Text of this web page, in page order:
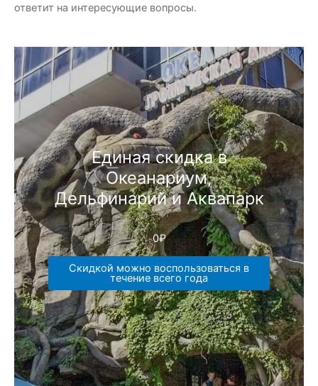
ответит на интересующие вопросы.
Единая скидка в
Океанариум,
Дельфинарий и Аквапарк
0₽
Скидкой можно воспользоваться в
течение всего года